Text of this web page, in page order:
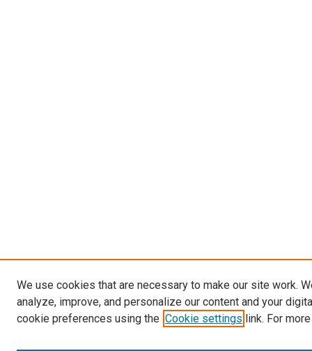
We use cookies that are necessary to make our site work.
analyze, improve, and personalize our content and your
cookie preferences using the Cookie settings link. For